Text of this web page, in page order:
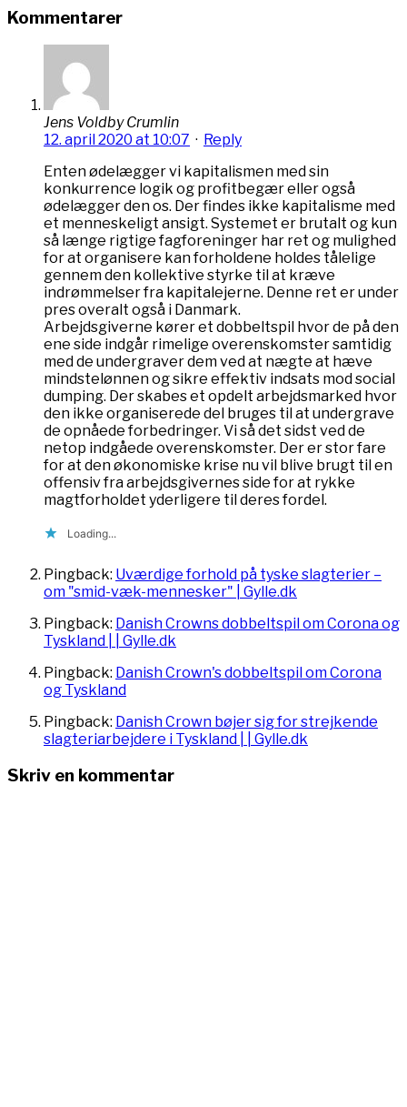
Kommentarer
Jens Voldby Crumlin
12. april 2020 at 10:07 · Reply
Enten ødelægger vi kapitalismen med sin
konkurrence logik og profitbegær eller også
ødelægger den os. Der findes ikke kapitalisme med
et menneskeligt ansigt. Systemet er brutalt og kun
så længe rigtige fagforeninger har ret og mulighed
for at organisere kan forholdene holdes tålelige
gennem den kollektive styrke til at kræve
indrømmelser fra kapitalejerne. Denne ret er under
pres overalt også i Danmark.
Arbejdsgiverne kører et dobbeltspil hvor de på den
ene side indgår rimelige overenskomster samtidig
med de undergraver dem ved at nægte at hæve
mindstelønnen og sikre effektiv indsats mod social
dumping. Der skabes et opdelt arbejdsmarked hvor
den ikke organiserede del bruges til at undergrave
de opnåede forbedringer. Vi så det sidst ved de
netop indgåede overenskomster. Der er stor fare
for at den økonomiske krise nu vil blive brugt til en
offensiv fra arbejdsgivernes side for at rykke
magtforholdet yderligere til deres fordel.
Loading...
Pingback: Uværdige forhold på tyske slagterier –
om "smid-væk-mennesker" | Gylle.dk
Pingback: Danish Crowns dobbeltspil om Corona og
Tyskland | | Gylle.dk
Pingback: Danish Crown's dobbeltspil om Corona
og Tyskland
Pingback: Danish Crown bøjer sig for strejkende
slagteriarbejdere i Tyskland | | Gylle.dk
Skriv en kommentar